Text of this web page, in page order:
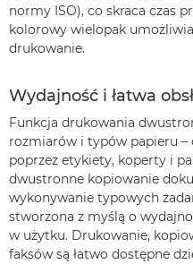
normy ISO), co skraca czas
kolorowy wielopak
drukowanie.
Wydajność i łatwa
Funkcja drukowania
rozmiarów i typów papieru –
poprzez etykiety, koperty i
dwustronne kopiowanie
wykonywanie typowych
stworzona z myślą o
w użytku. Drukowanie,
faksów są łatwo dostępne